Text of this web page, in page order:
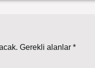
Gerekli alanlar *